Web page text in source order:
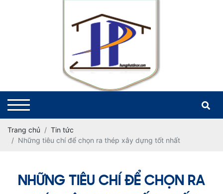
Trang chủ
Tin tức
Những tiêu chí để chọn ra thép xây dựng tốt nhất
NHỮNG TIÊU CHÍ ĐỂ CHỌN RA